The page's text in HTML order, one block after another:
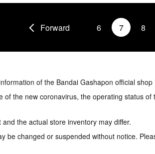
Forward 6 7 8
of the Bandai Gashapon official
of the new coronavirus, the operating status
the actual store inventory may differ.
be changed or suspended without notice.